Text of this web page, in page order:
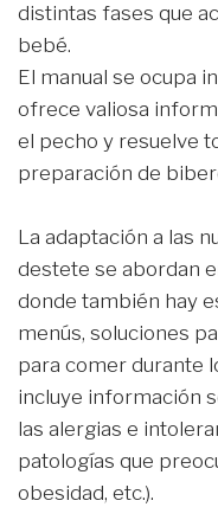
distintas fases que
bebé.
El manual se ocupa
ofrece valiosa
el pecho y resuelve
preparación de
La adaptación a las
destete se abordan
donde también hay
menús, soluciones
para comer durante
incluye información
las alergias e
patologías que
obesidad, etc.).